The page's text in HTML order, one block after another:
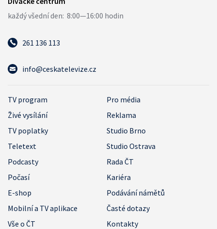
261 136 113
info@ceskatelevize.cz
TV program
Pro média
Živé vysílání
Reklama
TV poplatky
Studio Brno
Teletext
Studio Ostrava
Podcasty
Rada ČT
Počasí
Kariéra
E-shop
Podávání námětů
Mobilní a TV aplikace
Časté dotazy
Vše o ČT
Kontakty